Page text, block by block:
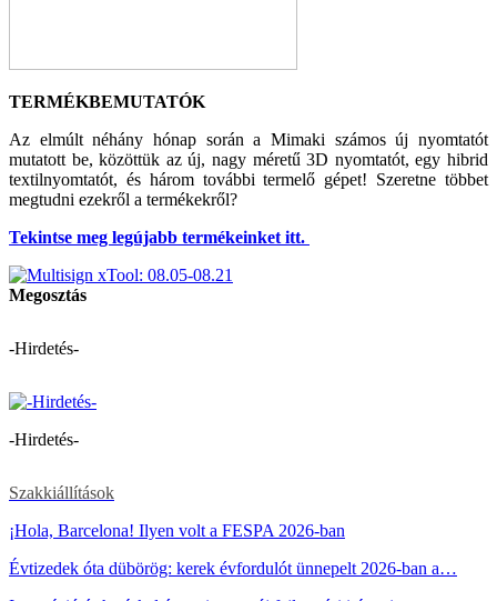
TERMÉKBEMUTATÓK
Az elmúlt néhány hónap során a Mimaki számos új nyomtatót
mutatott be, közöttük az új, nagy méretű 3D nyomtatót, egy hibrid
textilnyomtatót, és három további termelő gépet! Szeretne többet
megtudni ezekről a termékekről?
Tekintse meg legújabb termékeinket itt.
Megosztás
-Hirdetés-
-Hirdetés-
Szakkiállítások
¡Hola, Barcelona! Ilyen volt a FESPA 2026-ban
Évtizedek óta dübörög: kerek évfordulót ünnepelt 2026-ban a…